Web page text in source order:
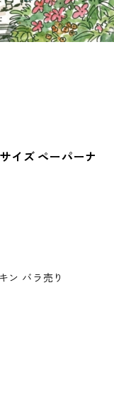
イズ ペーパーナ
ン バラ売り